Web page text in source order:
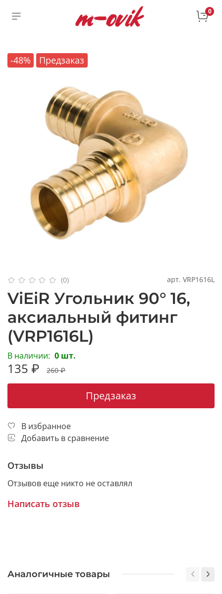
0
-48% Предзаказ
(0) арт. VRP1616L
ViEiR Угольник 90° 16,
аксиальный фитинг
(VRP1616L)
В наличии: 0 шт.
135 ₽ 260 ₽
Предзаказ
В избранное
Добавить в сравнение
Отзывы
Отзывов еще никто не оставлял
Написать отзыв
Аналогичные товары